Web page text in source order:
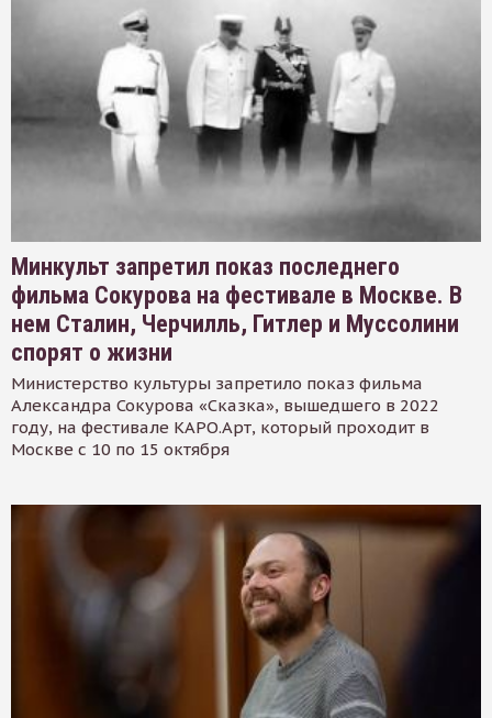
Минкульт запретил показ последнего
фильма Сокурова на фестивале в Москве. В
нем Сталин, Черчилль, Гитлер и Муссолини
спорят о жизни
Министерство культуры запретило показ фильма
Александра Сокурова «Сказка», вышедшего в 2022
году, на фестивале КАРО.Арт, который проходит в
Москве с 10 по 15 октября